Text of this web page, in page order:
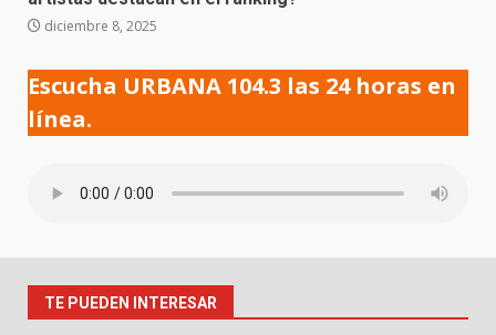
diciembre 8, 2025
Escucha URBANA 104.3 las 24 horas en
línea.
TE PUEDEN INTERESAR